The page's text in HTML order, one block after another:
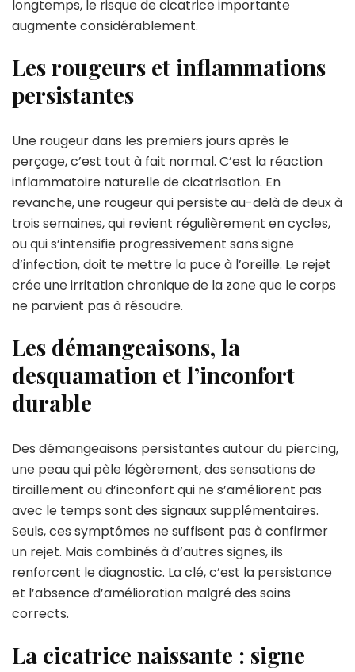
longtemps, le risque de cicatrice importante
augmente considérablement.
Les rougeurs et inflammations
persistantes
Une rougeur dans les premiers jours après le
perçage, c’est tout à fait normal. C’est la réaction
inflammatoire naturelle de cicatrisation. En
revanche, une rougeur qui persiste au-delà de deux à
trois semaines, qui revient régulièrement en cycles,
ou qui s’intensifie progressivement sans signe
d’infection, doit te mettre la puce à l’oreille. Le rejet
crée une irritation chronique de la zone que le corps
ne parvient pas à résoudre.
Les démangeaisons, la
desquamation et l’inconfort
durable
Des démangeaisons persistantes autour du piercing,
une peau qui pèle légèrement, des sensations de
tiraillement ou d’inconfort qui ne s’améliorent pas
avec le temps sont des signaux supplémentaires.
Seuls, ces symptômes ne suffisent pas à confirmer
un rejet. Mais combinés à d’autres signes, ils
renforcent le diagnostic. La clé, c’est la persistance
et l’absence d’amélioration malgré des soins
corrects.
La cicatrice naissante : signe